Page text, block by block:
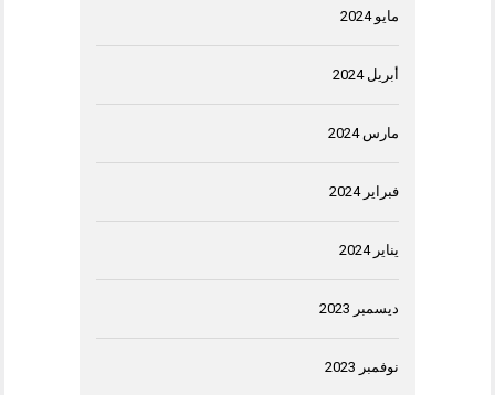
مايو 2024
أبريل 2024
مارس 2024
فبراير 2024
يناير 2024
ديسمبر 2023
نوفمبر 2023